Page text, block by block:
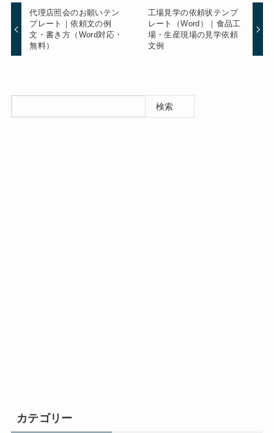
代理店照会のお願いテン
プレート｜依頼文の例
文・書き方（Word対応・
無料）
工場見学の依頼状テンプ
レート（Word）｜食品工
場・生産現場の見学依頼
文例
検索
カテゴリー